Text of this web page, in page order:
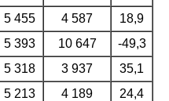
5 455 4 587
18,9
5 393 10 647
-49,3
5 318 3 937
35,1
5 213 4 189
24,4